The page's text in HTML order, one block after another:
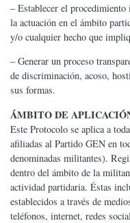
– Establecer el
la actuación en el ámbito
y/o cualquier hecho que
– Generar un proceso
de discriminación, acoso,
sus formas.
ÁMBITO DE
Este Protocolo se aplica a
afiliadas al Partido GEN en
denominadas militantes).
dentro del ámbito de la
actividad partidaria. Éstas
establecidos a través de
teléfonos, internet, redes